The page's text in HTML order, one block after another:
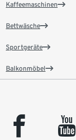
Kaffeemaschinen
Bettwäsche
Sportgeräte
Balkonmöbel
facebook youtube